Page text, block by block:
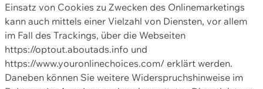
Einsatz von Cookies zu Zwecken des Onlinemarketings
kann auch mittels einer Vielzahl von Diensten, vor allem
im Fall des Trackings, über die Webseiten
https://optout.aboutads.info und
https://www.youronlinechoices.com/ erklärt werden.
Daneben können Sie weitere Widerspruchshinweise im